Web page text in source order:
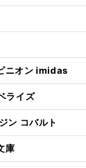
ニオン imidas
ライズ
ン コバルト
庫